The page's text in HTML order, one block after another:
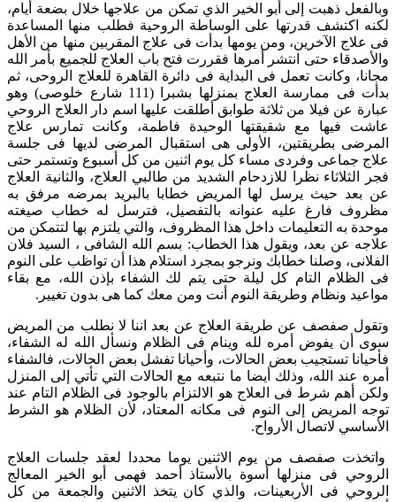
وبالفعل ذهبت إلى أبو الخير الذي تمكن من علاجها خلال بضعة أيام،
لكنه اكتشف قدرتها على الوساطة الروحية فطلب منها المساعدة
فى علاج الآخرين، ومن يومها بدأت فى علاج المقربين منها من الأهل
والأصدقاء حتى انتشر أمرها فقررت فتح باب العلاج للجميع بأمر الله
مجانا، وكانت تعمل فى البداية فى دائرة القاهرة للعلاج الروحى، ثم
بدأت فى ممارسة العلاج بمنزلها بشبرا (111 شارع خلوصى) وهو
عبارة عن فيلا من ثلاثة طوابق أطلقت عليها اسم دار العلاج الروحي
عاشت فيها مع شقيقتها الوحيدة فاطمة، وكانت تمارس علاج
المرضى بطريقتين، الأولى هى استقبال المرضى لديها فى جلسة
علاج جماعى وفردى مساء كل يوم اثنين من كل أسبوع وتستمر حتى
فجر الثلاثاء نظرا للازدحام الشديد من طالبي العلاج، والثانية العلاج
عن بعد حيث يرسل لها المريض خطابا بالبريد بمرضه مرفق به
مظروف فارغ عليه عنوانه بالتفصيل، فترسل له خطاب صيغته
موحدة به التعليمات داخل هذا المظروف، والتي يلتزم بها لتتمكن من
علاجه عن بعد، ويقول هذا الخطاب: بسم الله الشافى ، السيد فلان
الفلانى، وصلنا خطابك ونرجو بمجرد استلام هذا أن تواظب على النوم
فى الظلام التام كل ليلة حتى يتم لك الشفاء بإذن الله، مع بقاء
مواعيد ونظام وطريقة النوم أنت ومن معك كما هى بدون تغيير.
وتقول صفصف عن طريقة العلاج عن بعد اننا لا نطلب من المريض
سوى أن يفوض أمره لله وينام فى الظلام ونسأل الله له الشفاء،
فأحيانا تستجيب بعض الحالات، وأحيانا تفشل بعض الحالات، فالشفاء
أمره عند الله، وذلك أيضا ما نتبعه مع الحالات التي تأتي إلى المنزل
ولكن أهم شرط فى العلاج هو الالتزام بالوجود فى الظلام التام عند
توجه المريض إلى النوم فى مكانه المعتاد، لأن الظلام هو الشرط
الأساسي لاتصال الأرواح.
واتخذت صفصف من يوم الاثنين يوما محددا لعقد جلسات العلاج
الروحي فى منزلها أسوة بالأستاذ أحمد فهمى أبو الخير المعالج
الروحي فى الأربعينات، والذي كان يتخذ الاثنين والجمعة من كل